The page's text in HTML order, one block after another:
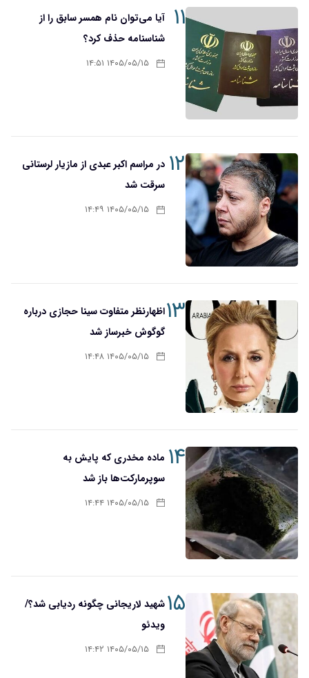
۱۱
آیا می‌توان نام همسر سابق را از
شناسنامه حذف کرد؟
۱۴۰۵/۰۵/۱۵ ۱۴:۵۱
۱۲ در مراسم اکبر عبدی از مازیار لرستانی
سرقت شد
۱۴۰۵/۰۵/۱۵ ۱۴:۴۹
۱۳اظهارنظر متفاوت سینا حجازی درباره
گوگوش خبرساز شد
۱۴۰۵/۰۵/۱۵ ۱۴:۴۸
۱۴ ماده مخدری که پایش به
سوپرمارکت‌ها باز شد
۱۴۰۵/۰۵/۱۵ ۱۴:۴۴
۱۵شهید لاریجانی چگونه ردیابی شد؟/
ویدئو
۱۴۰۵/۰۵/۱۵ ۱۴:۴۲